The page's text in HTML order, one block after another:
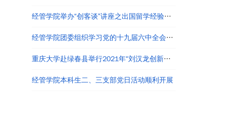
经管学院举办“创客谈”讲座之出国留学经验分享
经管学院团委组织学习党的十九届六中全会精神
重庆大学赴绿春县举行2021年“刘汉龙创新团队龙之梦”奖助学金颁发仪式
经管学院本科生二、三支部党日活动顺利开展